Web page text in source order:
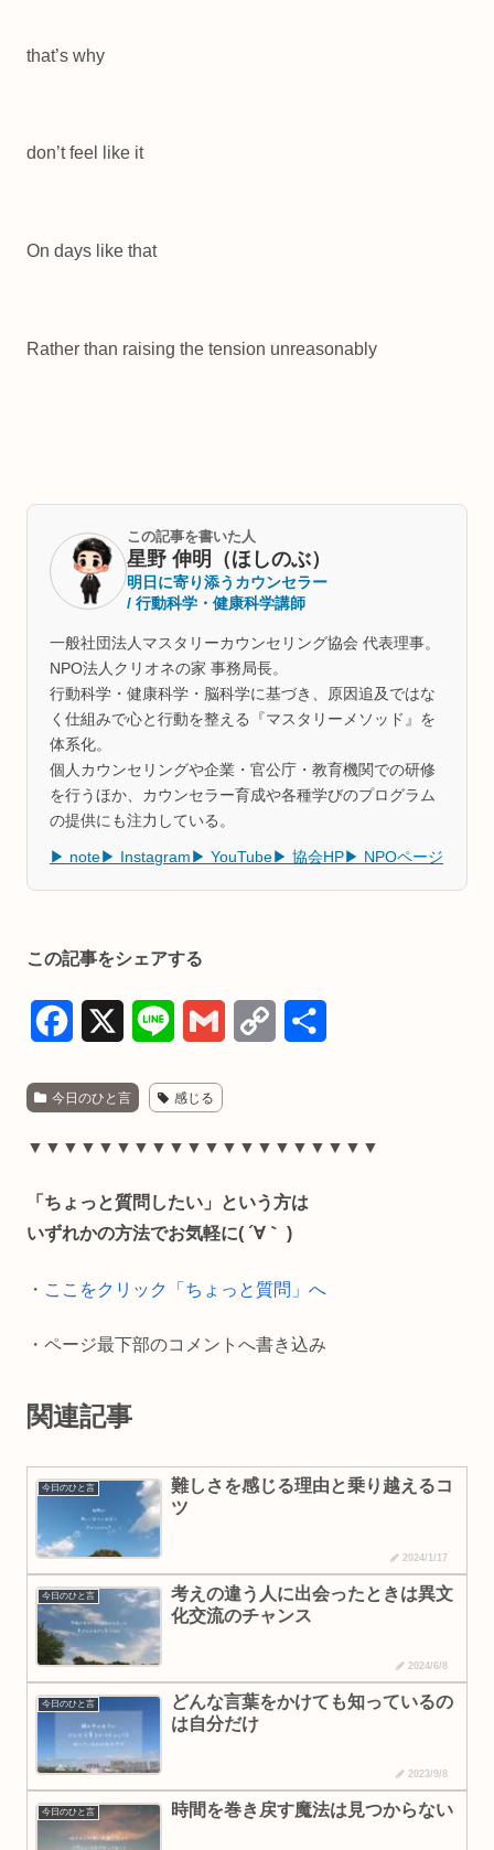
that’s why
don’t feel like it
On days like that
Rather than raising the tension unreasonably
この記事を書いた人
星野 伸明（ほしのぶ）
明日に寄り添うカウンセラー
/ 行動科学・健康科学講師
一般社団法人マスタリーカウンセリング協会 代表理事。
NPO法人クリオネの家 事務局長。
行動科学・健康科学・脳科学に基づき、原因追及ではな
く仕組みで心と行動を整える『マスタリーメソッド』を
体系化。
個人カウンセリングや企業・官公庁・教育機関での研修
を行うほか、カウンセラー育成や各種学びのプログラム
の提供にも注力している。
▶ note ▶ Instagram ▶ YouTube ▶ 協会HP ▶ NPOページ
この記事をシェアする
c
e
o
n
e i y
L
i
今日のひと言 感じる
▼▼▼▼▼▼▼▼▼▼▼▼▼▼▼▼▼▼▼▼
「ちょっと質問したい」という方は
いずれかの方法でお気軽に( ´∀｀ )
・ ここをクリック「ちょっと質問」へ
・ページ最下部のコメントへ書き込み
関連記事
今日のひと言
難しさを感じる理由と乗り越えるコ
ツ
2024/1/17
今日のひと言
考えの違う人に出会ったときは異文
化交流のチャンス
2024/6/8
今日のひと言
どんな言葉をかけても知っているの
は自分だけ
2023/9/8
今日のひと言 時間を巻き戻す魔法は見つからない